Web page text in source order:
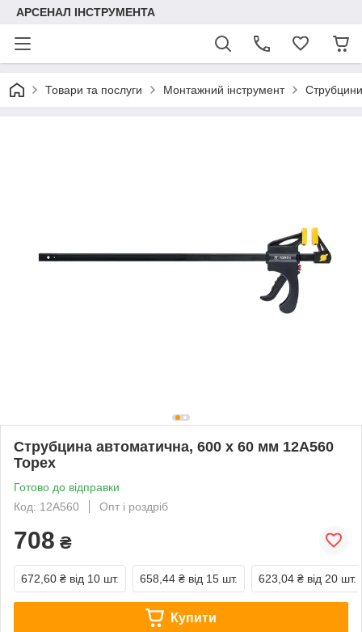
АРСЕНАЛ ІНСТРУМЕНТА
Товари та послуги Монтажний інструмент
Струбцина автоматична, 600 x 60 мм 12A560
Topex
Готово до відправки
Код: 12A560
Опт і роздріб
708 ₴
672,60 ₴ від 10 шт. 658,44 ₴ від 15 шт. 623,04 ₴ від 20 шт.
Купити